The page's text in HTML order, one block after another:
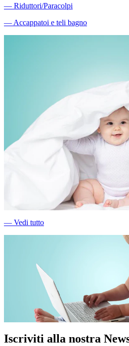
― Riduttori/Paracolpi
―Accappatoi e teli bagno
― Vedi tutto
Iscriviti alla nostra